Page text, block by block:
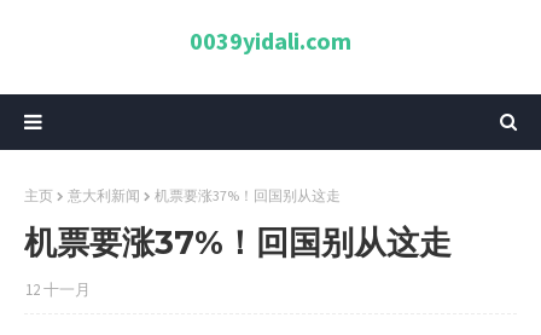
0039yidali.com
主页 意大利新闻 机票要涨37%！回国别从这走
机票要涨37%！回国别从这走
12 十一月